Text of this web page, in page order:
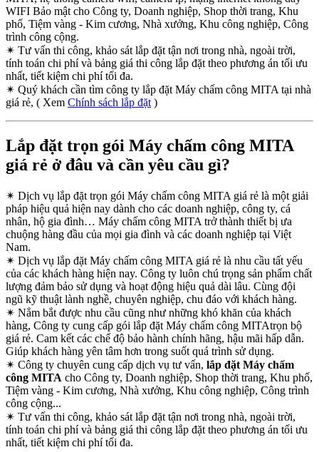
WIFI Bảo mật cho Công ty, Doanh nghiệp, Shop thời trang, Khu
phố, Tiệm vàng - Kim cương, Nhà xưởng, Khu công nghiệp, Công
trình công cộng.
✴ Tư vấn thi công, khảo sát lắp đặt tận nơi trong nhà, ngoài trời,
tính toán chi phí và bảng giá thi công lắp đặt theo phương án tối ưu
nhất, tiết kiệm chi phí tối đa.
✴ Quý khách cần tìm công ty lắp đặt Máy chấm công MITA tại nhà
giá rẻ, ( Xem Chính sách lắp đặt )
Lắp đặt trọn gói Máy chấm công MITA
giá rẻ ở đâu và cần yêu cầu gì?
✴ Dịch vụ lắp đặt trọn gói Máy chấm công MITA giá rẻ là một giải
pháp hiệu quả hiện nay dành cho các doanh nghiệp, công ty, cá
nhân, hộ gia đình… Máy chấm công MITA trở thành thiết bị ưa
chuộng hàng đầu của mọi gia đình và các doanh nghiệp tại Việt
Nam.
✴ Dịch vụ lắp đặt Máy chấm công MITA giá rẻ là nhu cầu tất yếu
của các khách hàng hiện nay. Công ty luôn chú trọng sản phẩm chất
lượng đảm bảo sử dụng và hoạt động hiệu quả dài lâu. Cùng đội
ngũ kỹ thuật lành nghề, chuyên nghiệp, chu đáo với khách hàng.
✴ Nắm bắt được nhu cầu cũng như những khó khăn của khách
hàng, Công ty cung cấp gói lắp đặt Máy chấm công MITAtrọn bộ
giá rẻ. Cam kết các chế độ bảo hành chính hãng, hậu mãi hấp dẫn.
Giúp khách hàng yên tâm hơn trong suốt quá trình sử dụng.
✴ Công ty chuyên cung cấp dịch vụ tư vấn, lắp đặt Máy chấm
công MITA cho Công ty, Doanh nghiệp, Shop thời trang, Khu phố,
Tiệm vàng - Kim cương, Nhà xưởng, Khu công nghiệp, Công trình
công cộng...
✴ Tư vấn thi công, khảo sát lắp đặt tận nơi trong nhà, ngoài trời,
tính toán chi phí và bảng giá thi công lắp đặt theo phương án tối ưu
nhất, tiết kiệm chi phí tối đa.